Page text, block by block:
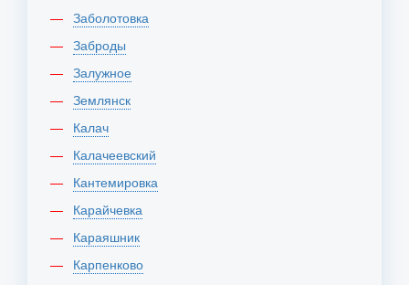
Заболотовка
Заброды
Залужное
Землянск
Калач
Калачеевский
Кантемировка
Карайчевка
Караяшник
Карпенково